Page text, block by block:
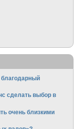
сделать выбор в
очень близкими